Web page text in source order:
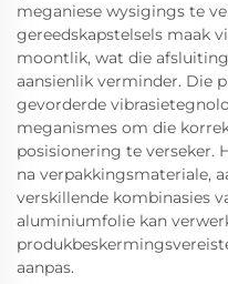
meganiese wysigings te
gereedskapstelsels maak
moontlik, wat die
aansienlik verminder. Die
gevorderde
meganismes om die
posisionering te verseker.
na verpakkingsmateriale,
verskillende kombinasies
aluminiumfolie kan
aanpas.